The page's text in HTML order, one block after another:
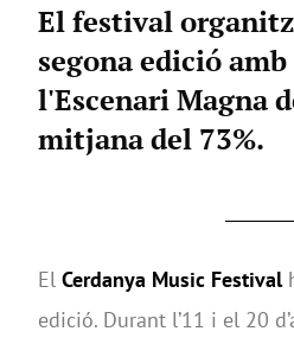
El festival
segona edició
l'Escenari Magna
mitjana del 73%.
El Cerdanya Music Festival
edició. Durant l’11 i el 20